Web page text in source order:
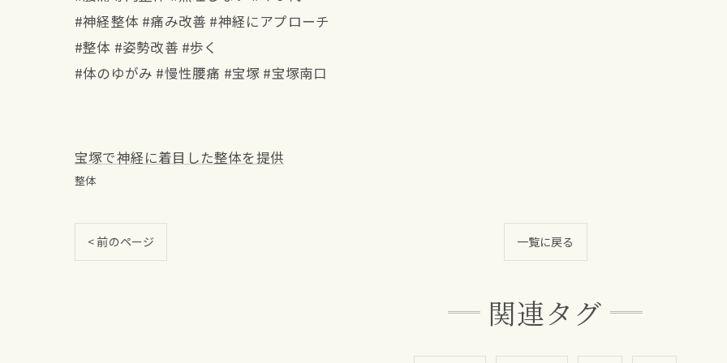
#神経整体 #痛み改善 #神経にアプローチ
#整体 #姿勢改善 #歩く
#体のゆがみ #慢性腰痛 #宝塚 #宝塚南口
宝塚で神経に着目した整体を提供
整体
< 前のページ 一覧に戻る
関連タグ